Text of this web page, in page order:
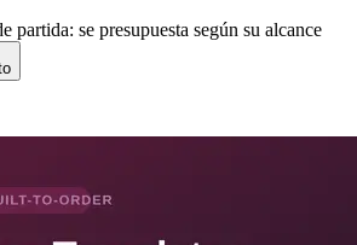
partida: se presupuesta según su alcance